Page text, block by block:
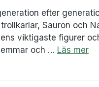
efter
Sauron och
viktigaste figurer
och … Läs mer